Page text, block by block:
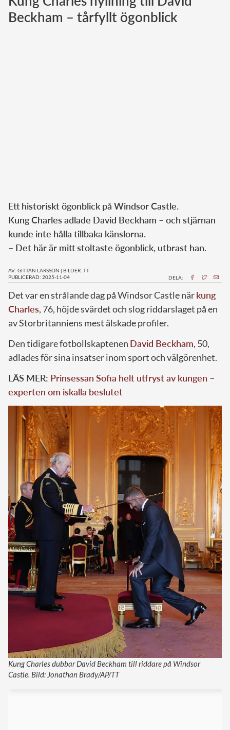
Norska kungahuset
Beckham – tårfyllt ögonblick
Ett historiskt ögonblick på Windsor Castle.
Kung Charles adlade David Beckham – och stjärnan
kunde inte hålla tillbaka känslorna.
– Det här är mitt stoltaste ögonblick, utbrast han.
AV: GITTAN LARSSON | BILDER: TT
PUBLICERAD: 2025-11-04
DELA:
Det var en strålande dag på Windsor Castle närkung
Charles, 76, höjde svärdet och slog riddarslaget på en
av Storbritanniens mest älskade profiler.
Den tidigare fotbollskaptenen David Beckham, 50,
adlades för sina insatser inom sport och välgörenhet.
LÄS MER: Prinsessan Sofia helt utfryst av kungen –
experten om iskalla beslutet
Kung Charles dubbar David Beckham till riddare på Windsor
Castle. Bild: Jonathan Brady/AP/TT